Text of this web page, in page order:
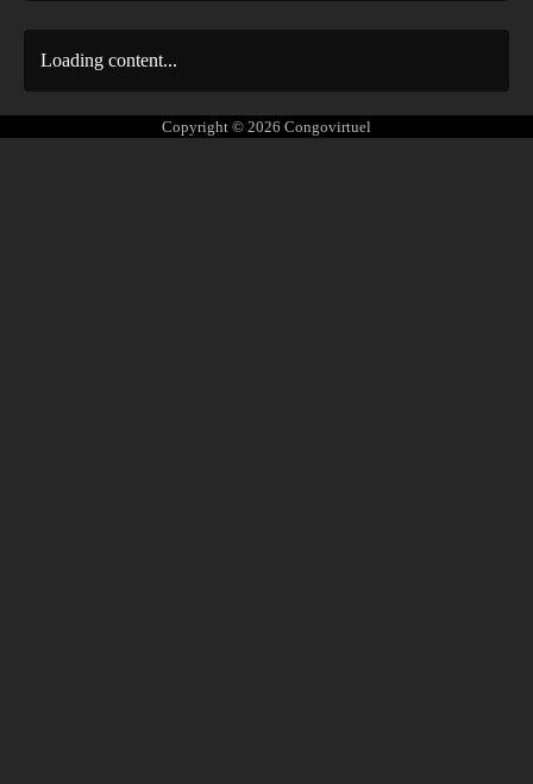
Loading content...
Copyright © 2026 Congovirtuel